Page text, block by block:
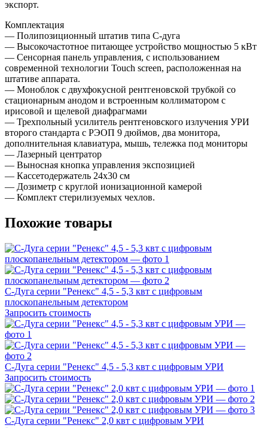
экспорт.
Комплектация
— Полипозиционный штатив типа С-дуга
— Высокочастотное питающее устройство мощностью 5 кВт
— Сенсорная панель управления, с использованием
современной технологии Touch screen, расположенная на
штативе аппарата.
— Моноблок с двухфокусной рентгеновской трубкой со
стационарным анодом и встроенным коллиматором с
ирисовой и щелевой диафрагмами
— Трехпольный усилитель рентгеновского излучения УРИ
второго стандарта с РЭОП 9 дюймов, два монитора,
дополнительная клавиатура, мышь, тележка под мониторы
— Лазерный центратор
— Выносная кнопка управления экспозицией
— Кассетодержатель 24х30 см
— Дозиметр с круглой ионизационной камерой
— Комплект стерилизуемых чехлов.
Похожие товары
С-Дуга серии "Ренекс" 4,5 - 5,3 квт с цифровым
плоскопанельным детектором
Запросить стоимость
С-Дуга серии "Ренекс" 4,5 - 5,3 квт с цифровым УРИ
Запросить стоимость
С-Дуга серии "Ренекс" 2,0 квт с цифровым УРИ